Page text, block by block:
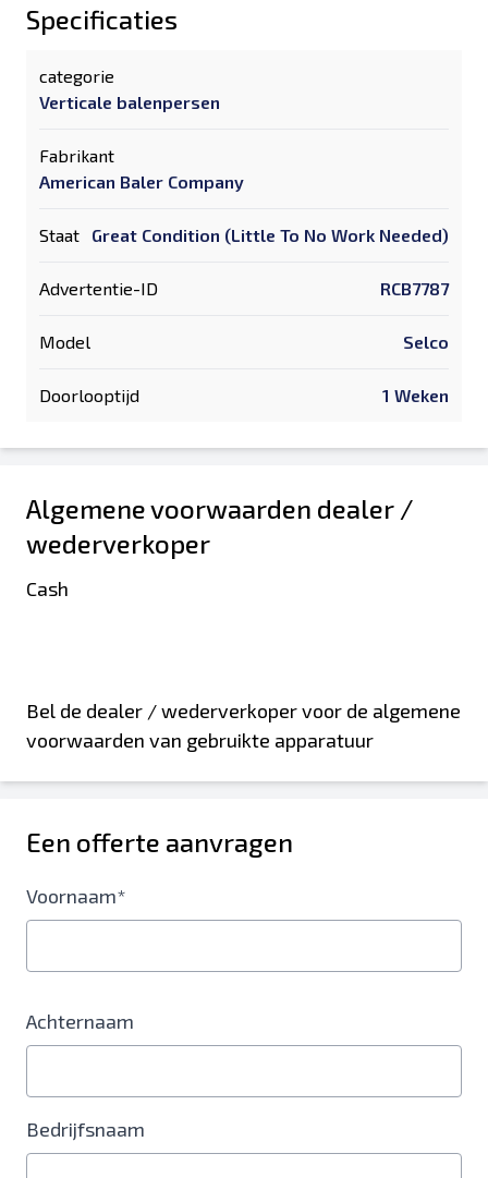
Specificaties
categorie
Verticale balenpersen
Fabrikant
American Baler Company
Staat Great Condition (Little To No Work Needed)
Advertentie-ID RCB7787
Model Selco
Doorlooptijd 1 Weken
Algemene voorwaarden dealer /
wederverkoper
Cash
Bel de dealer / wederverkoper voor de algemene
voorwaarden van gebruikte apparatuur
Een offerte aanvragen
Voornaam*
Achternaam
Bedrijfsnaam